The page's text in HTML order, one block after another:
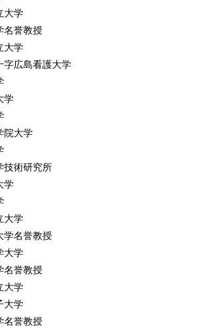
モデル，脆弱性，災害は日常 ［森保純子］
と機能 ［森保純子］
ら社会モデルへ ［松川杏寧］
・障害者基本法・障害者差別解消法 ［山崎栄
リー法がどう活きるか ［室﨑千重］
続マネジメント（BCM）により未知を既知化
鍵屋 一］
純子］
森保純子］
栄一］
法 ［菅野 拓］
［永田 祐］
計画 ［永田 祐］
的支援体制 ［菅野 拓］
府県・市区町村） ［今井遊子］
学
誉教授
学
広島看護大学
大学
研究所
学
名誉教授
学
誉教授
学
学
誉教授